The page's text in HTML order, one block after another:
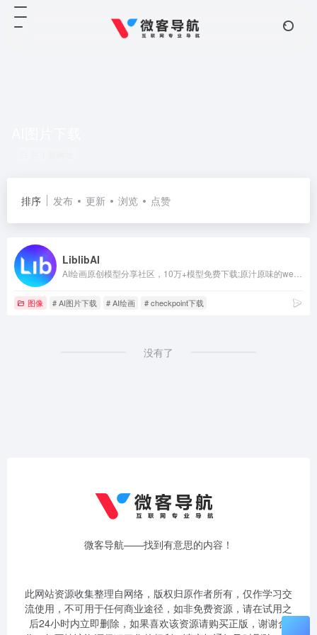
排序 发布 更新 浏览 点赞
LiblibAI
图像 # AI图片下载 # AI绘画 # checkpoint下载
没有了
微客导航——找到有意思的内容！
此网站资源收集整理自网络，版权归原作者所有，仅作学习交
流使用，不可用于任何商业途径，如非免费资源，请在试用之
后24小时内立即删除，如果喜欢该资源请购买正版，谢谢合